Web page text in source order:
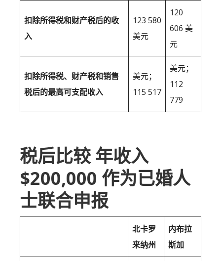
扣除所得税和财产税后的收
入
123 580
美元
120
606 美
元
扣除所得税、财产税和销售
税后的最高可支配收入
美元；
115 517
美元；
112
779
税后比较 年收入
$200,000 作为已婚人
士联合申报
北卡罗
来纳州
内布拉
斯加